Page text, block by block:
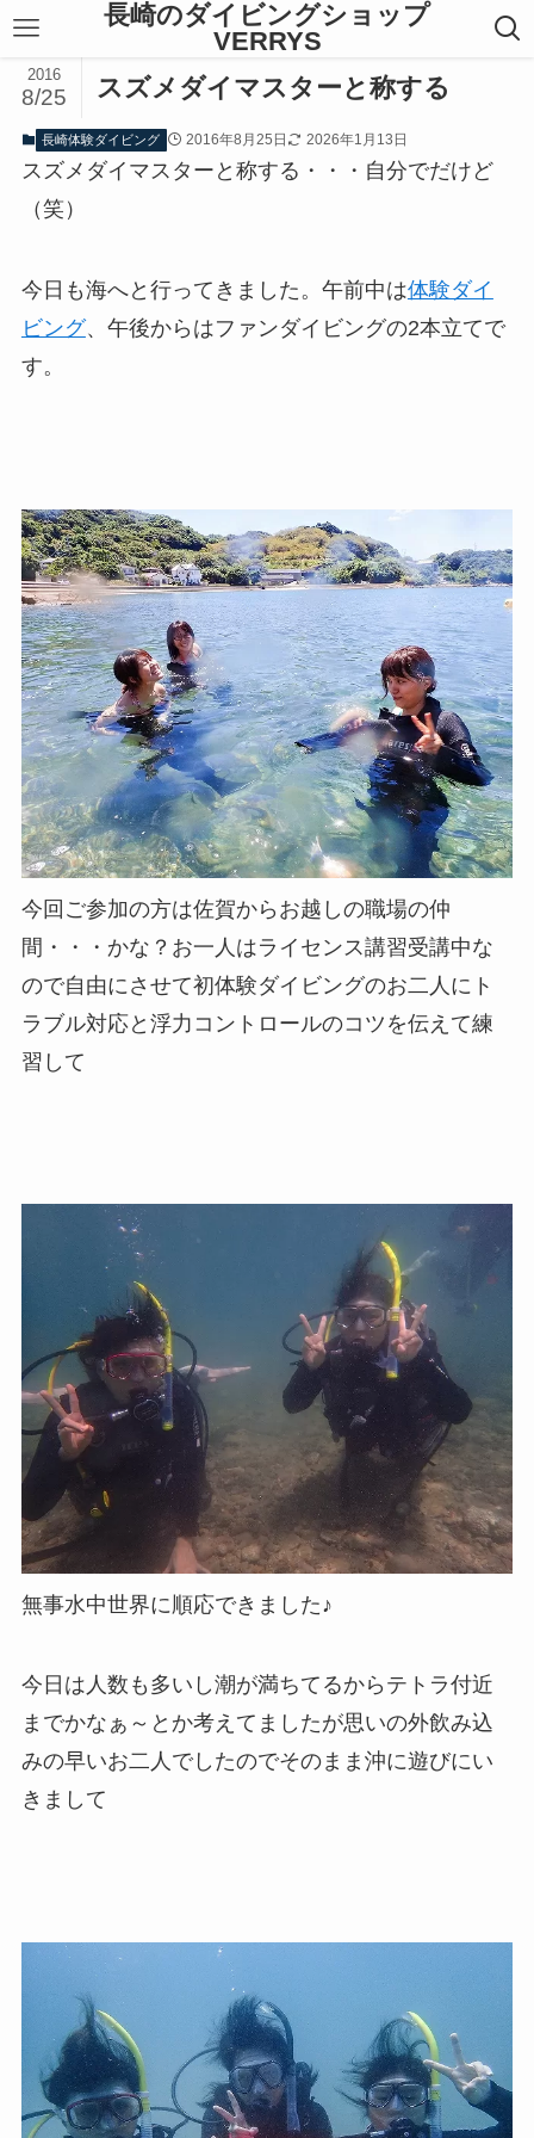
長崎のダイビングショップ
VERRYS
スズメダイマスターと称する
2016
8/25
長崎体験ダイビング 2016年8月25日 2026年1月13日
スズメダイマスターと称する・・・自分でだけど
（笑）
今日も海へと行ってきました。午前中は体験ダイ
ビング、午後からはファンダイビングの2本立てで
す。
今回ご参加の方は佐賀からお越しの職場の仲
間・・・かな？お一人はライセンス講習受講中な
ので自由にさせて初体験ダイビングのお二人にト
ラブル対応と浮力コントロールのコツを伝えて練
習して
無事水中世界に順応できました♪
今日は人数も多いし潮が満ちてるからテトラ付近
までかなぁ～とか考えてましたが思いの外飲み込
みの早いお二人でしたのでそのまま沖に遊びにい
きまして